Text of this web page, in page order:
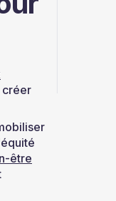
créer
être